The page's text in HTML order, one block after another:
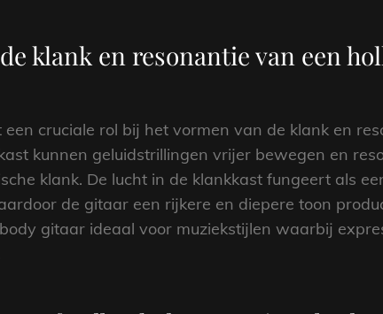
klank en resonantie van een
cruciale rol bij het vormen van de klank en
kunnen geluidstrillingen vrijer bewegen en
klank. De lucht in de klankkast fungeert als
de gitaar een rijkere en diepere toon
gitaar ideaal voor muziekstijlen waarbij